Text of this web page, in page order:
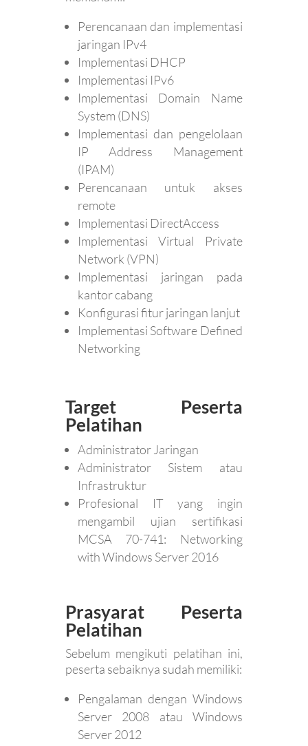
Perencanaan dan implementasi
jaringan IPv4
Implementasi DHCP
Implementasi IPv6
Implementasi Domain Name
System (DNS)
Implementasi dan pengelolaan
IP Address Management
(IPAM)
Perencanaan untuk akses
remote
Implementasi DirectAccess
Implementasi Virtual Private
Network (VPN)
Implementasi jaringan pada
kantor cabang
Konfigurasi fitur jaringan lanjut
Implementasi Software Defined
Networking
Target Peserta
Pelatihan
Administrator Jaringan
Administrator Sistem atau
Infrastruktur
Profesional IT yang ingin
mengambil ujian sertifikasi
MCSA 70-741: Networking
with Windows Server 2016
Prasyarat Peserta
Pelatihan
Sebelum mengikuti pelatihan ini,
peserta sebaiknya sudah memiliki:
Pengalaman dengan Windows
Server 2008 atau Windows
Server 2012